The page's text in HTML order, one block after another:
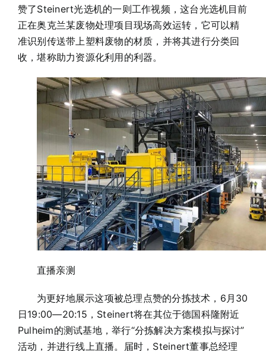
赞了Steinert光选机的一则工作视频，这台光选机目前
正在奥克兰某废物处理项目现场高效运转，它可以精
准识别传送带上塑料废物的材质，并将其进行分类回
收，堪称助力资源化利用的利器。
直播亲测
为更好地展示这项被总理点赞的分拣技术，6月30
日19:00—20:15，Steinert将在其位于德国科隆附近
Pulheim的测试基地，举行“分拣解决方案模拟与探讨”
活动，并进行线上直播。届时，Steinert董事总经理